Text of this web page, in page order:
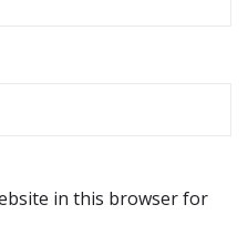
in this browser for